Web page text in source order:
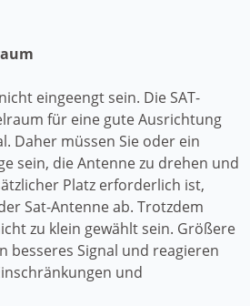
eingeengt sein. Die SAT-
für eine gute Ausrichtung
Daher müssen Sie oder ein
sein, die Antenne zu drehen und
Platz erforderlich ist,
Sat-Antenne ab. Trotzdem
zu klein gewählt sein. Größere
besseres Signal und reagieren
und